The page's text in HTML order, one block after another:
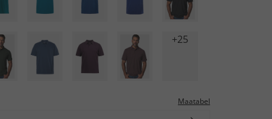
+25
Maatabel